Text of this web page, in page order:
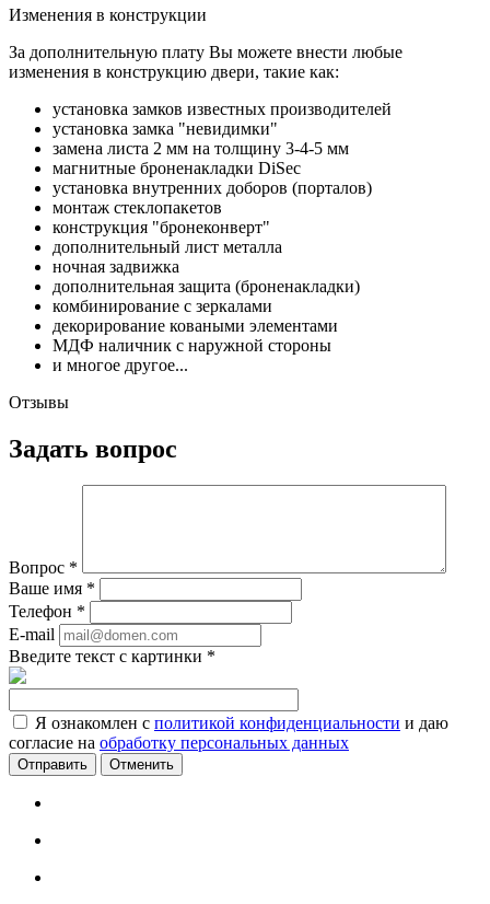
Изменения в конструкции
За дополнительную плату Вы можете внести любые
изменения в конструкцию двери, такие как:
установка замков известных производителей
установка замка "невидимки"
замена листа 2 мм на толщину 3-4-5 мм
магнитные броненакладки DiSec
установка внутренних доборов (порталов)
монтаж стеклопакетов
конструкция "бронеконверт"
дополнительный лист металла
ночная задвижка
дополнительная защита (броненакладки)
комбинирование с зеркалами
декорирование коваными элементами
МДФ наличник с наружной стороны
и многое другое...
Отзывы
Задать вопрос
Вопрос *
Ваше имя *
Телефон *
E-mail
Введите текст с картинки *
Я ознакомлен с политикой конфиденциальности и даю
согласие на обработку персональных данных
Отменить